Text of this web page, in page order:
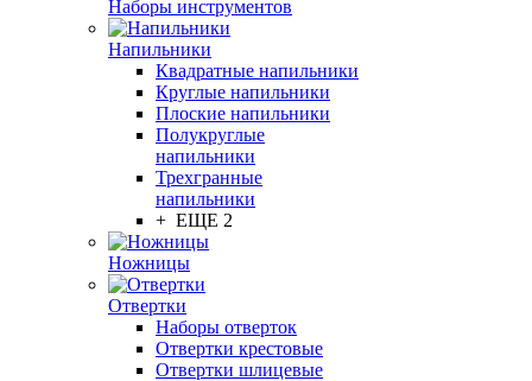
Наборы инструментов
Напильники
Квадратные напильники
Круглые напильники
Плоские напильники
Полукруглые
напильники
Трехгранные
напильники
+ ЕЩЕ 2
Ножницы
Отвертки
Наборы отверток
Отвертки крестовые
Отвертки шлицевые